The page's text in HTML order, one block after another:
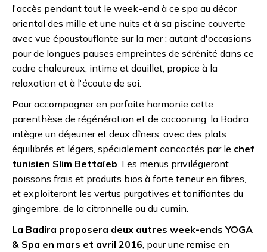
l'accès pendant tout le week-end à ce spa au décor
oriental des mille et une nuits et à sa piscine couverte
avec vue époustouflante sur la mer : autant d'occasions
pour de longues pauses empreintes de sérénité dans ce
cadre chaleureux, intime et douillet, propice à la
relaxation et à l'écoute de soi.
Pour accompagner en parfaite harmonie cette
parenthèse de régénération et de cocooning, la Badira
intègre un déjeuner et deux dîners, avec des plats
équilibrés et légers, spécialement concoctés par le chef
tunisien Slim Bettaïeb . Les menus privilégieront
poissons frais et produits bios à forte teneur en fibres,
et exploiteront les vertus purgatives et tonifiantes du
gingembre, de la citronnelle ou du cumin.
La Badira proposera deux autres week-ends YOGA
& Spa en mars et avril 2016 , pour une remise en